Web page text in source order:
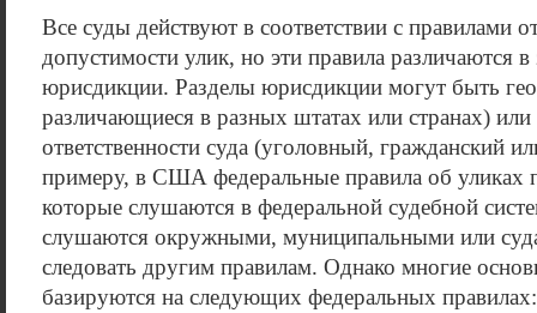
Все суды действуют в соответствии с правилами
допустимости улик, но эти правила различаются в
юрисдикции. Разделы юрисдикции могут быть
различающиеся в разных штатах или странах) или
ответственности суда (уголовный, гражданский
примеру, в США федеральные правила об уликах
которые слушаются в федеральной судебной
слушаются окружными, муниципальными или
следовать другим правилам. Однако многие
базируются на следующих федеральных правилах: